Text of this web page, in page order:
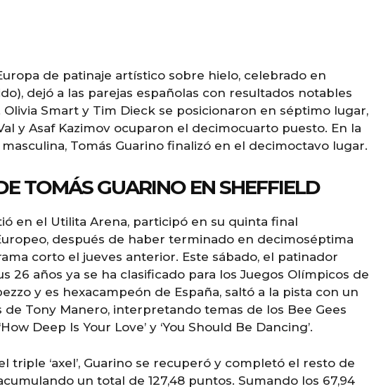
de patinaje artístico sobre hielo, celebrado en
dejó a las parejas españolas con resultados notables
Olivia Smart y Tim Dieck se posicionaron en séptimo lugar,
y Asaf Kazimov ocuparon el decimocuarto puesto. En la
Tomás Guarino finalizó en el decimoctavo lugar.
TOMÁS GUARINO EN SHEFFIELD
en el Utilita Arena, participó en su quinta final
después de haber terminado en decimoséptima
corto el jueves anterior. Este sábado, el patinador
26 años ya se ha clasificado para los Juegos Olímpicos de
y es hexacampeón de España, saltó a la pista con un
Tony Manero, interpretando temas de los Bee Gees
Deep Is Your Love’ y ‘You Should Be Dancing’.
triple ‘axel’, Guarino se recuperó y completó el resto de
un total de 127,48 puntos. Sumando los 67,94